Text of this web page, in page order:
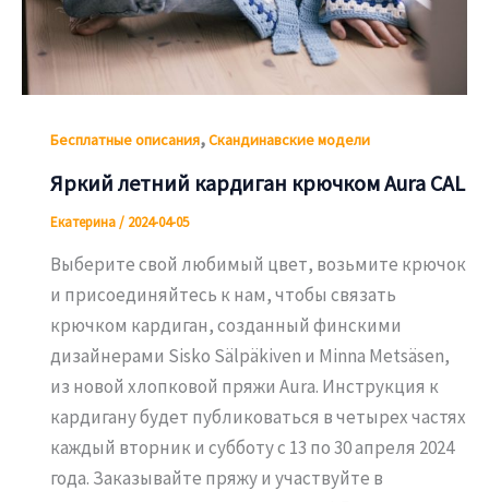
Бесплатные описания,Скандинавские модели
Яркий летний кардиган крючком Aura CAL
Екатерина/ 2024-04-05
Выберите свой любимый цвет, возьмите крючок
и присоединяйтесь к нам, чтобы связать
крючком кардиган, созданный финскими
дизайнерами Sisko Sälpäkiven и Minna Metsäsen,
из новой хлопковой пряжи Aura. Инструкция к
кардигану будет публиковаться в четырех частях
каждый вторник и субботу с 13 по 30 апреля 2024
года. Заказывайте пряжу и участвуйте в